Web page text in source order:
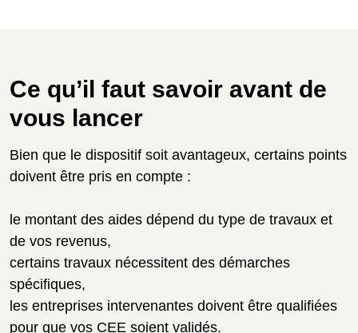
Ce qu’il faut savoir avant de
vous lancer
Bien que le dispositif soit avantageux, certains points
doivent être pris en compte :
le montant des aides dépend du type de travaux et
de vos revenus,
certains travaux nécessitent des démarches
spécifiques,
les entreprises intervenantes doivent être qualifiées
pour que vos CEE soient validés.